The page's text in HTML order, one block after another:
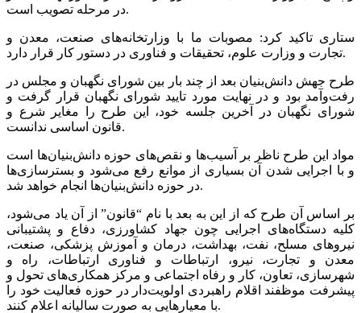
در مرحله تصویب است.
ستاری تاکید کرد: مصوبات ما با وزارتخانه‌های صنعت، معدن و
تجارت و وزارت علوم، تحقیقات و فناوری در دستور کار قرار دارد.
طرح جهش دانش‌بنیان بعد از چند بار بین شورای نگهبان و مجلس در
رفت‌وآمد بود و در نهایت مورد تایید شورای نگهبان قرار گرفت و
شورای نگهبان در آخرین جلسه خود، این طرح را مغایر شرع و
قانون اساسی ندانست.
مواد این طرح ناظر بر آسیب‌ها و نقص‌های حوزه دانش‌بنیان‌ها است
و با اجرایی شدن آن بسیاری از موانع رفع می‌شود و بسترسازی‌ها
در حوزه دانش‌بنیان‌ها انجام خواهد شد.
بر اساس آن طرح که از این به بعد با نام “قانون” از آن یاد می‌شود،
کلیه دستگاه‌های اجرایی چون جهاد کشاورزی، دفاع و پشتیبانی
نیروهای مسلح، نفت، بهداشت، درمان و آموزش پزشکی، صنعت،
معدن و تجارت، نیرو، ارتباطات و فناوری ارتباطات، راه و
شهرسازی، تعاون، کار و رفاه اجتماعی و مرکز همکاری‌های تحول و
پیشرفت موظفند اقلام راهبردی اولویت‌دار در حوزه فعالیت خود را
با معیارهایی به صورت سالیانه اعلام کنند.